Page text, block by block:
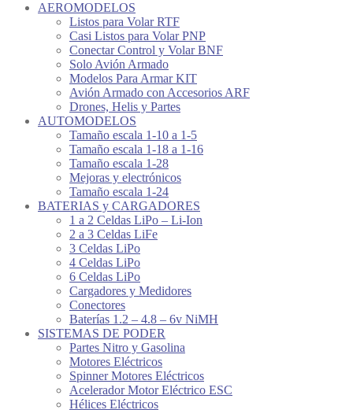
AEROMODELOS
Listos para Volar RTF
Casi Listos para Volar PNP
Conectar Control y Volar BNF
Solo Avión Armado
Modelos Para Armar KIT
Avión Armado con Accesorios ARF
Drones, Helis y Partes
AUTOMODELOS
Tamaño escala 1-10 a 1-5
Tamaño escala 1-18 a 1-16
Tamaño escala 1-28
Mejoras y electrónicos
Tamaño escala 1-24
BATERIAS y CARGADORES
1 a 2 Celdas LiPo – Li-Ion
2 a 3 Celdas LiFe
3 Celdas LiPo
4 Celdas LiPo
6 Celdas LiPo
Cargadores y Medidores
Conectores
Baterías 1.2 – 4.8 – 6v NiMH
SISTEMAS DE PODER
Partes Nitro y Gasolina
Motores Eléctricos
Spinner Motores Eléctricos
Acelerador Motor Eléctrico ESC
Hélices Eléctricos